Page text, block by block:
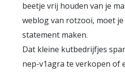
beetje vrij houden van je
weblog van rotzooi, moet
statement maken.
Dat kleine kutbedrijfjes
nep-v1agra te verkopen of